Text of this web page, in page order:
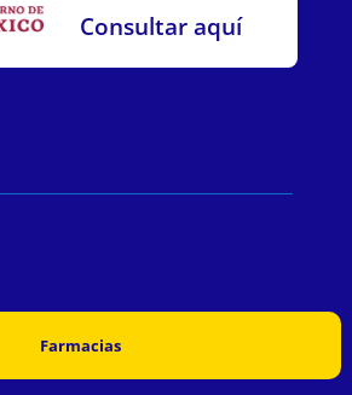
Consultar aquí
Farmacias